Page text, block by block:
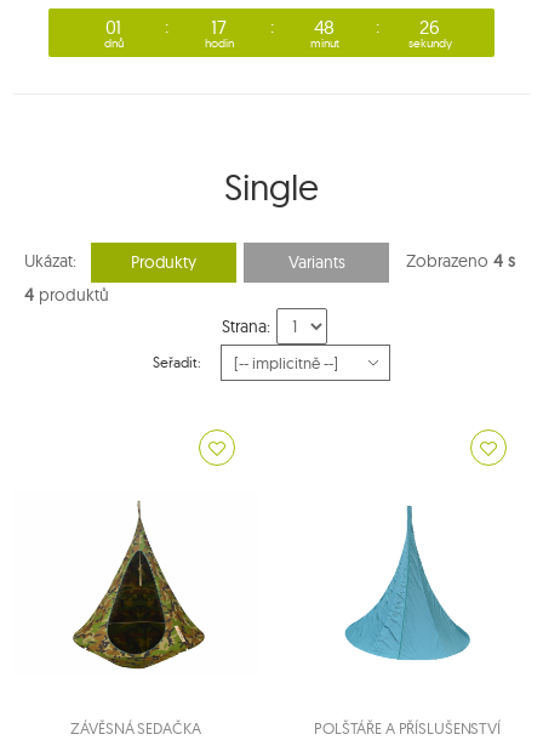
01
dnů
17
hodin
48
minut
26
sekundy
Single
Ukázat: Produkty Variants Zobrazeno 4 s
4 produktů
Strana:
Seřadit:
ZÁVĚSNÁ SEDAČKA POLŠTÁŘE A PŘÍSLUŠENSTVÍ